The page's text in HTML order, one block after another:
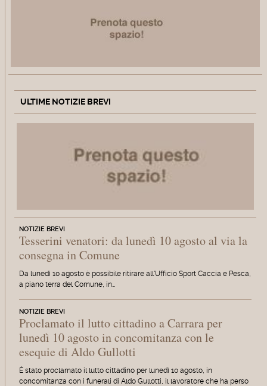
ULTIME NOTIZIE BREVI
NOTIZIE BREVI
Tesserini venatori: da lunedì 10 agosto al via la
consegna in Comune
Da lunedì 10 agosto è possibile ritirare all'Ufficio Sport Caccia e Pesca,
a piano terra del Comune, in…
NOTIZIE BREVI
Proclamato il lutto cittadino a Carrara per
lunedì 10 agosto in concomitanza con le
esequie di Aldo Gullotti
È stato proclamato il lutto cittadino per lunedì 10 agosto, in
concomitanza con i funerali di Aldo Gullotti, il lavoratore che ha perso